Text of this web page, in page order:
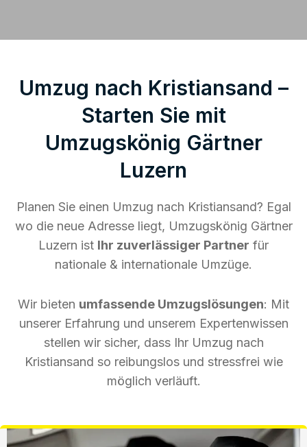
Umzug nach Kristiansand –
Starten Sie mit
Umzugskönig Gärtner
Luzern
Planen Sie einen Umzug nach Kristiansand? Egal
wo die neue Adresse liegt, Umzugskönig Gärtner
Luzern ist Ihr zuverlässiger Partner für
nationale & internationale Umzüge.
Wir bieten umfassende Umzugslösungen: Mit
unserer Erfahrung und unserem Expertenwissen
stellen wir sicher, dass Ihr Umzug nach
Kristiansand so reibungslos und stressfrei wie
möglich verläuft.